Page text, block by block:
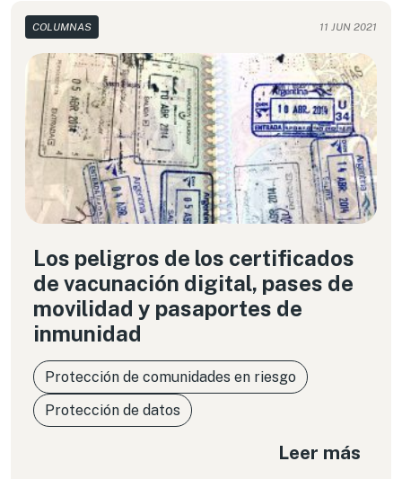
COLUMNAS 11 JUN 2021
Los peligros de los certificados
de vacunación digital, pases de
movilidad y pasaportes de
inmunidad
Protección de comunidades en riesgo
Protección de datos
Leer más